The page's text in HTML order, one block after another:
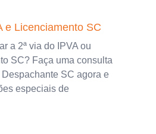
e Licenciamento SC
a 2ª via do IPVA ou
SC? Faça uma consulta
SC agora e
especiais de